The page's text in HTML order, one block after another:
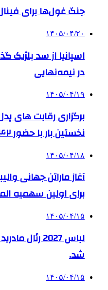
جنگ غول‌ها برای
۱۴۰۵/۰۴/۲۰
اسپانیا از سد بلژیک
در نیمه‌نهایی
۱۴۰۵/۰۴/۱۹
برگزاری رقابت های
نخستین بار با حضور ۴۲ تیم
۱۴۰۵/۰۴/۱۸
آغاز ماراتن جهانی
برای اولین سهمیه
۱۴۰۵/۰۴/۱۵
لباس 2027
شد.
۱۴۰۵/۰۴/۱۵